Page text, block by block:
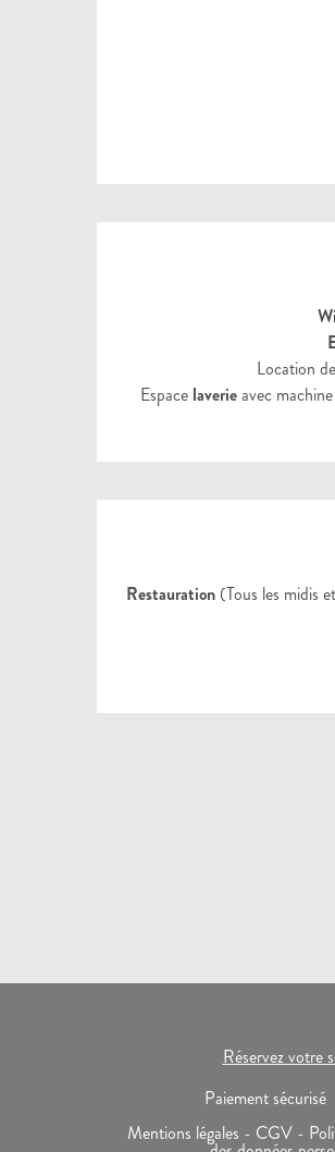
Location de
Espace laverieavec
Restauration (Tous les midis
Réservez votre
Paiement sécurisé
Mentions légales - CGV -